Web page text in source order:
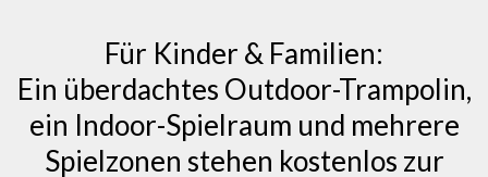
Für Kinder & Familien:
Ein überdachtes Outdoor-Trampolin,
ein Indoor-Spielraum und mehrere
Spielzonen stehen kostenlos zur